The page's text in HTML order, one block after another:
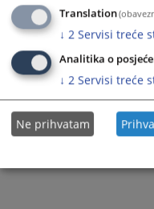
Translation
↓ 2 Servisi treće
Analitika o
↓ 2 Servisi treće
Ne prihvatam